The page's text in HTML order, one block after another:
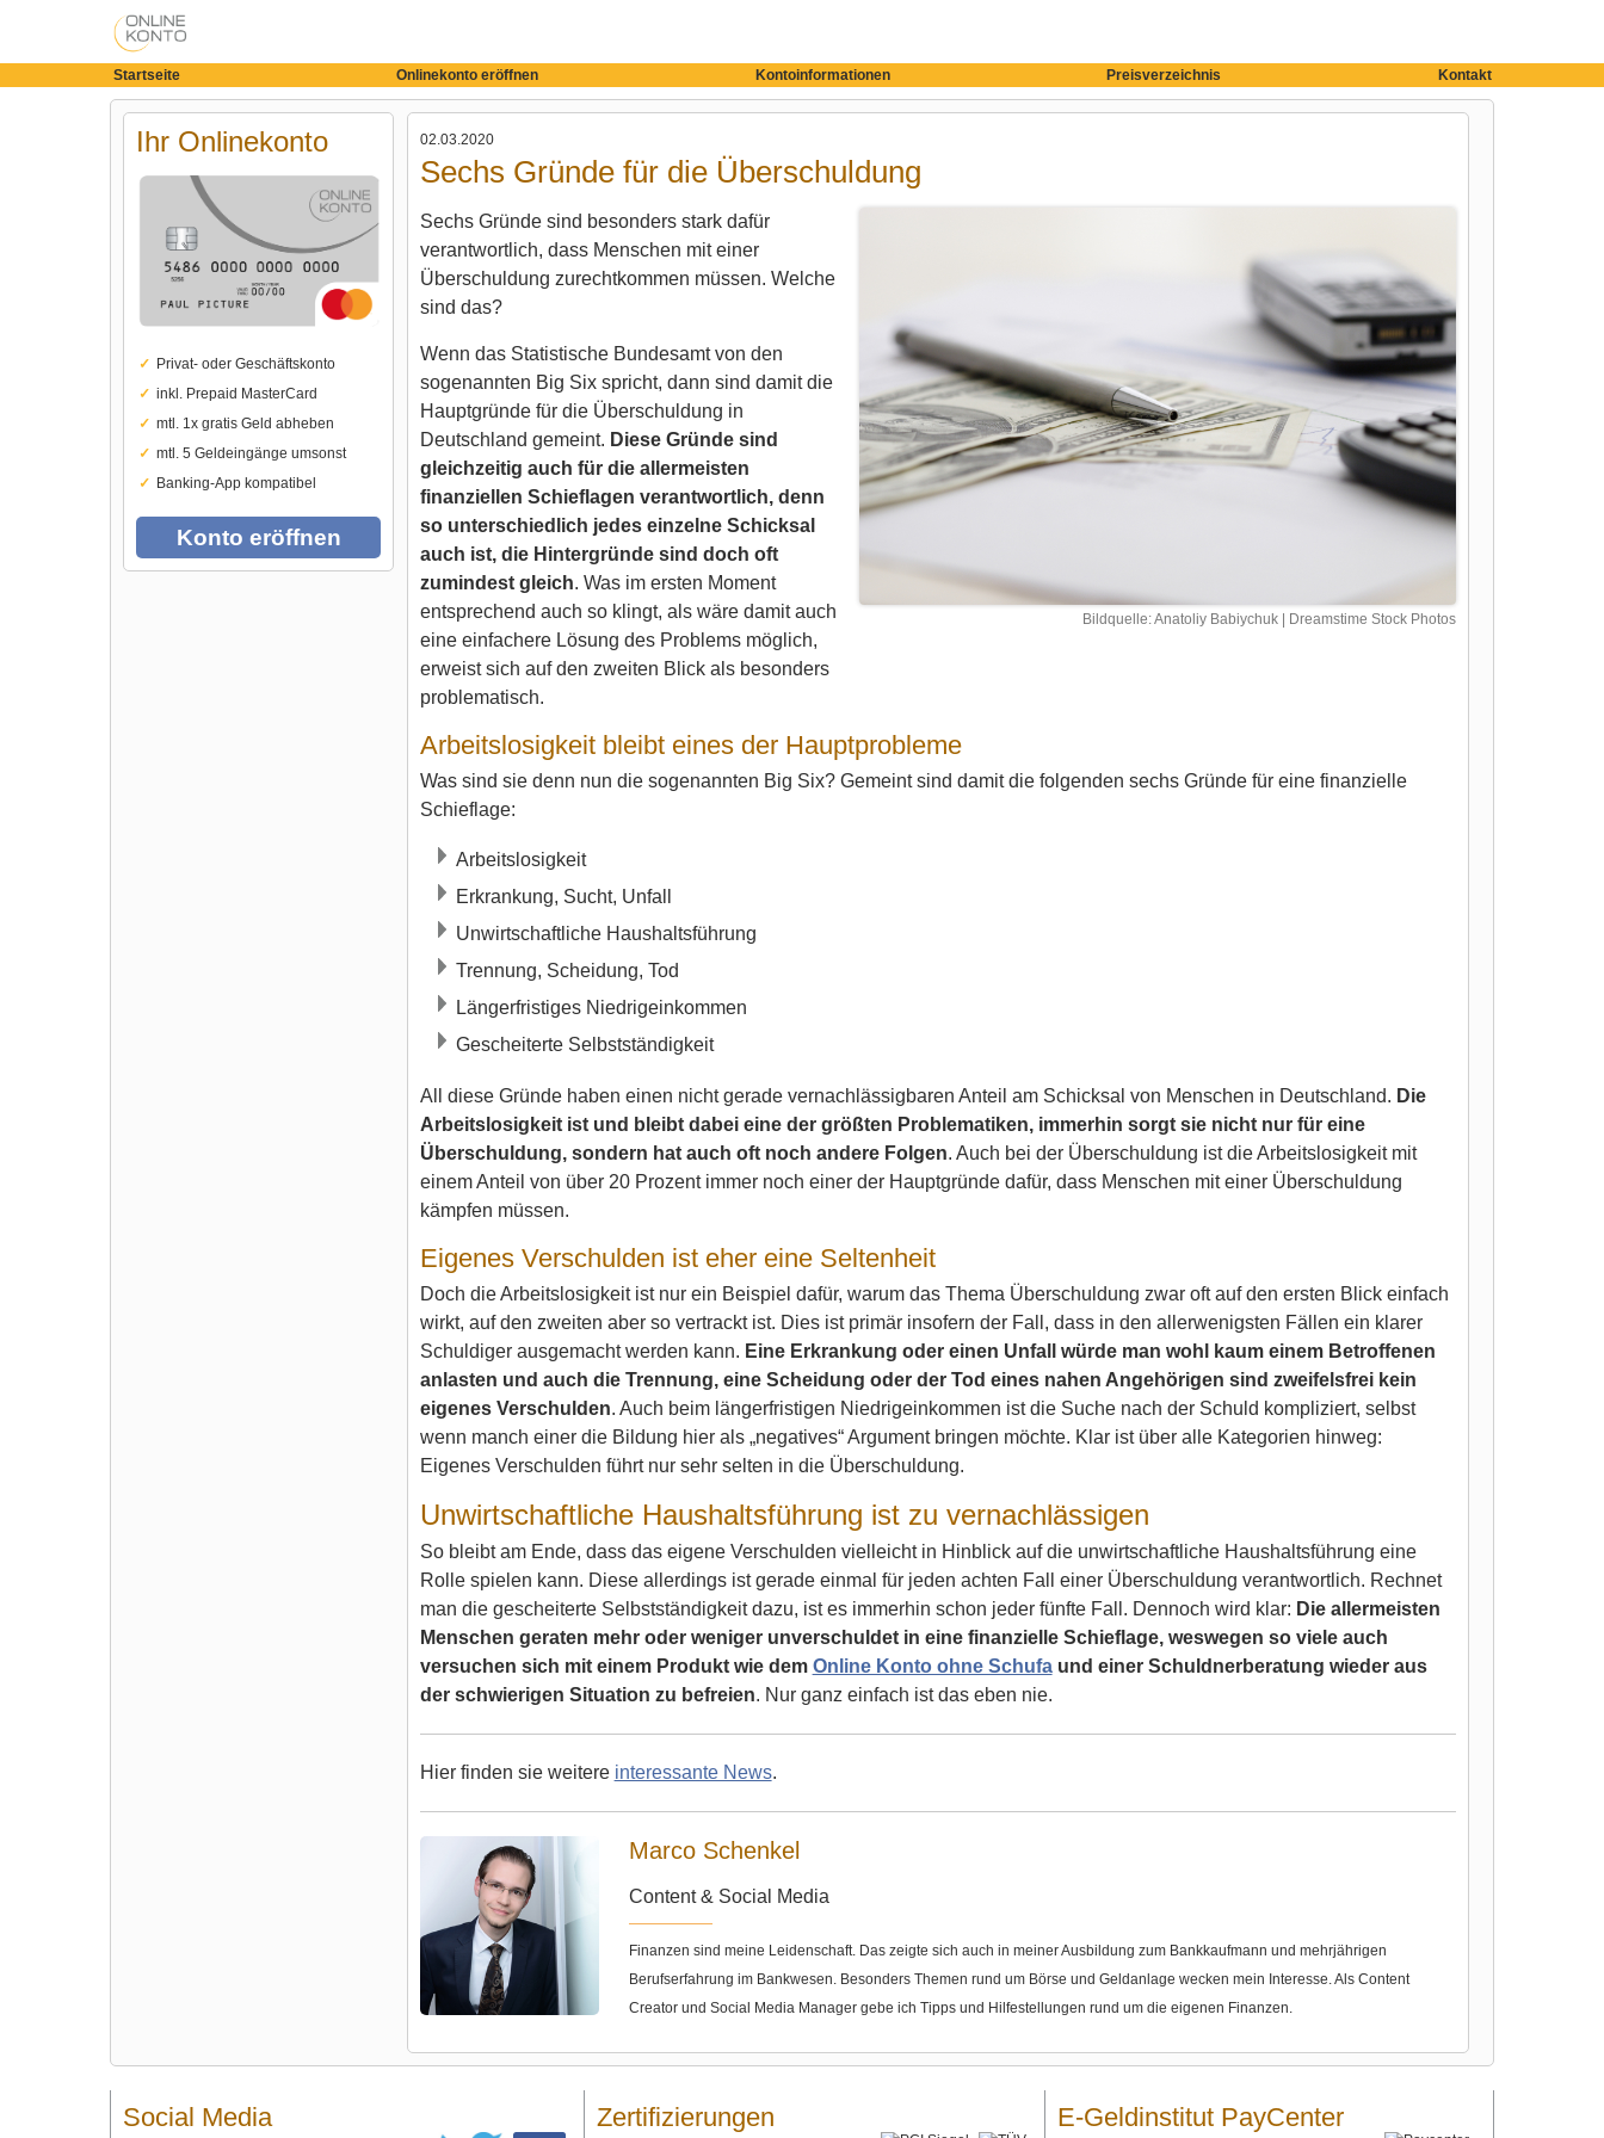
Startseite Onlinekonto eröffnen Kontoinformationen Preisverzeichnis Kontakt
Ihr Onlinekonto
Privat- oder Geschäftskonto
inkl. Prepaid MasterCard
mtl. 1x gratis Geld abheben
mtl. 5 Geldeingänge umsonst
Banking-App kompatibel
Konto eröffnen
02.03.2020
Sechs Gründe für die Überschuldung
Bildquelle: Anatoliy Babiychuk | Dreamstime Stock Photos
Sechs Gründe sind besonders stark dafür
verantwortlich, dass Menschen mit einer
Überschuldung zurechtkommen müssen. Welche
sind das?
Wenn das Statistische Bundesamt von den
sogenannten Big Six spricht, dann sind damit die
Hauptgründe für die Überschuldung in
Deutschland gemeint. Diese Gründe sind
gleichzeitig auch für die allermeisten
finanziellen Schieflagen verantwortlich, denn
so unterschiedlich jedes einzelne Schicksal
auch ist, die Hintergründe sind doch oft
zumindest gleich. Was im ersten Moment
entsprechend auch so klingt, als wäre damit auch
eine einfachere Lösung des Problems möglich,
erweist sich auf den zweiten Blick als besonders
problematisch.
Arbeitslosigkeit bleibt eines der Hauptprobleme
Was sind sie denn nun die sogenannten Big Six? Gemeint sind damit die folgenden sechs Gründe für eine finanzielle
Schieflage:
Arbeitslosigkeit
Erkrankung, Sucht, Unfall
Unwirtschaftliche Haushaltsführung
Trennung, Scheidung, Tod
Längerfristiges Niedrigeinkommen
Gescheiterte Selbstständigkeit
All diese Gründe haben einen nicht gerade vernachlässigbaren Anteil am Schicksal von Menschen in Deutschland. Die
Arbeitslosigkeit ist und bleibt dabei eine der größten Problematiken, immerhin sorgt sie nicht nur für eine
Überschuldung, sondern hat auch oft noch andere Folgen. Auch bei der Überschuldung ist die Arbeitslosigkeit mit
einem Anteil von über 20 Prozent immer noch einer der Hauptgründe dafür, dass Menschen mit einer Überschuldung
kämpfen müssen.
Eigenes Verschulden ist eher eine Seltenheit
Doch die Arbeitslosigkeit ist nur ein Beispiel dafür, warum das Thema Überschuldung zwar oft auf den ersten Blick einfach
wirkt, auf den zweiten aber so vertrackt ist. Dies ist primär insofern der Fall, dass in den allerwenigsten Fällen ein klarer
Schuldiger ausgemacht werden kann. Eine Erkrankung oder einen Unfall würde man wohl kaum einem Betroffenen
anlasten und auch die Trennung, eine Scheidung oder der Tod eines nahen Angehörigen sind zweifelsfrei kein
eigenes Verschulden. Auch beim längerfristigen Niedrigeinkommen ist die Suche nach der Schuld kompliziert, selbst
wenn manch einer die Bildung hier als „negatives“ Argument bringen möchte. Klar ist über alle Kategorien hinweg:
Eigenes Verschulden führt nur sehr selten in die Überschuldung.
Unwirtschaftliche Haushaltsführung ist zu vernachlässigen
So bleibt am Ende, dass das eigene Verschulden vielleicht in Hinblick auf die unwirtschaftliche Haushaltsführung eine
Rolle spielen kann. Diese allerdings ist gerade einmal für jeden achten Fall einer Überschuldung verantwortlich. Rechnet
man die gescheiterte Selbstständigkeit dazu, ist es immerhin schon jeder fünfte Fall. Dennoch wird klar: Die allermeisten
Menschen geraten mehr oder weniger unverschuldet in eine finanzielle Schieflage, weswegen so viele auch
versuchen sich mit einem Produkt wie dem Online Konto ohne Schufaund einer Schuldnerberatung wieder aus
der schwierigen Situation zu befreien. Nur ganz einfach ist das eben nie.
Hier finden sie weitere interessante News.
Marco Schenkel
Content & Social Media
Finanzen sind meine Leidenschaft. Das zeigte sich auch in meiner Ausbildung zum Bankkaufmann und mehrjährigen
Berufserfahrung im Bankwesen. Besonders Themen rund um Börse und Geldanlage wecken mein Interesse. Als Content
Creator und Social Media Manager gebe ich Tipps und Hilfestellungen rund um die eigenen Finanzen.
Social Media Zertifizierungen E-Geldinstitut PayCenter